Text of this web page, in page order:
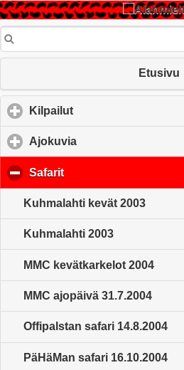
Etusivu
Kilpailut
Ajokuvia
Safarit
Kuhmalahti kevät 2003
Kuhmalahti 2003
MMC kevätkarkelot 2004
MMC ajopäivä 31.7.2004
Offipalstan safari 14.8.2004
PäHäMan safari 16.10.2004